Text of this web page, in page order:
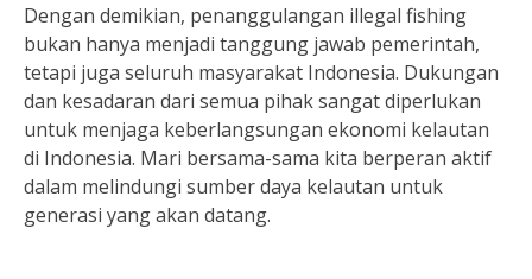
Dengan demikian, penanggulangan illegal fishing
bukan hanya menjadi tanggung jawab pemerintah,
tetapi juga seluruh masyarakat Indonesia. Dukungan
dan kesadaran dari semua pihak sangat diperlukan
untuk menjaga keberlangsungan ekonomi kelautan
di Indonesia. Mari bersama-sama kita berperan aktif
dalam melindungi sumber daya kelautan untuk
generasi yang akan datang.